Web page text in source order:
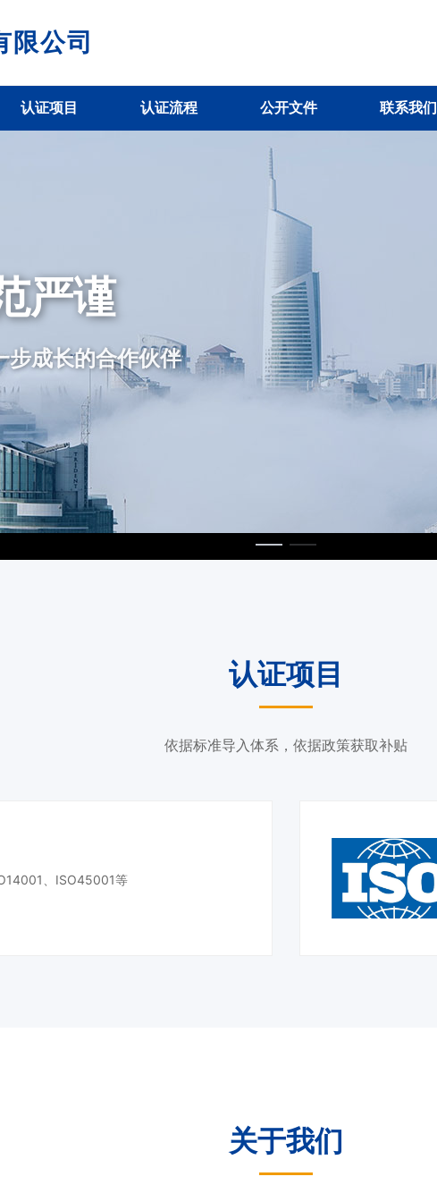
限公司
认证项目 认证流程 公开文件 联系我们
严谨
步成长的合作伙伴
认证项目
依据标准导入体系，依据政策获取补贴
、ISO45001等
关于我们